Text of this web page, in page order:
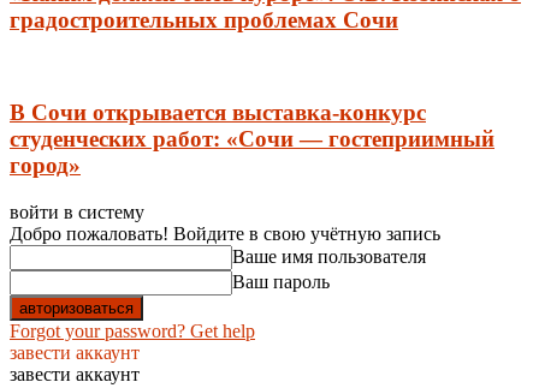
градостроительных проблемах Сочи
В Сочи открывается выставка-конкурс
студенческих работ: «Сочи — гостеприимный
город»
войти в систему
Добро пожаловать! Войдите в свою учётную запись
Ваше имя пользователя
Ваш пароль
Forgot your password? Get help
завести аккаунт
завести аккаунт